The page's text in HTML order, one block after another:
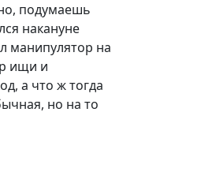
подумаешь
накануне
манипулятор на
ищи и
а что ж тогда
но на то